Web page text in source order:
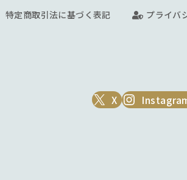
特定商取引法に基づく表記 プライバ
X